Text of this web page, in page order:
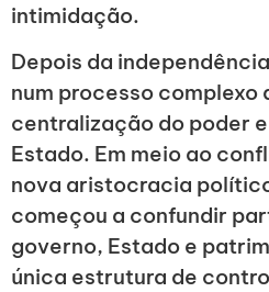
intimidação.
Depois da
num processo complexo
centralização do poder
Estado. Em meio ao
nova aristocracia
começou a confundir
governo, Estado e
única estrutura de